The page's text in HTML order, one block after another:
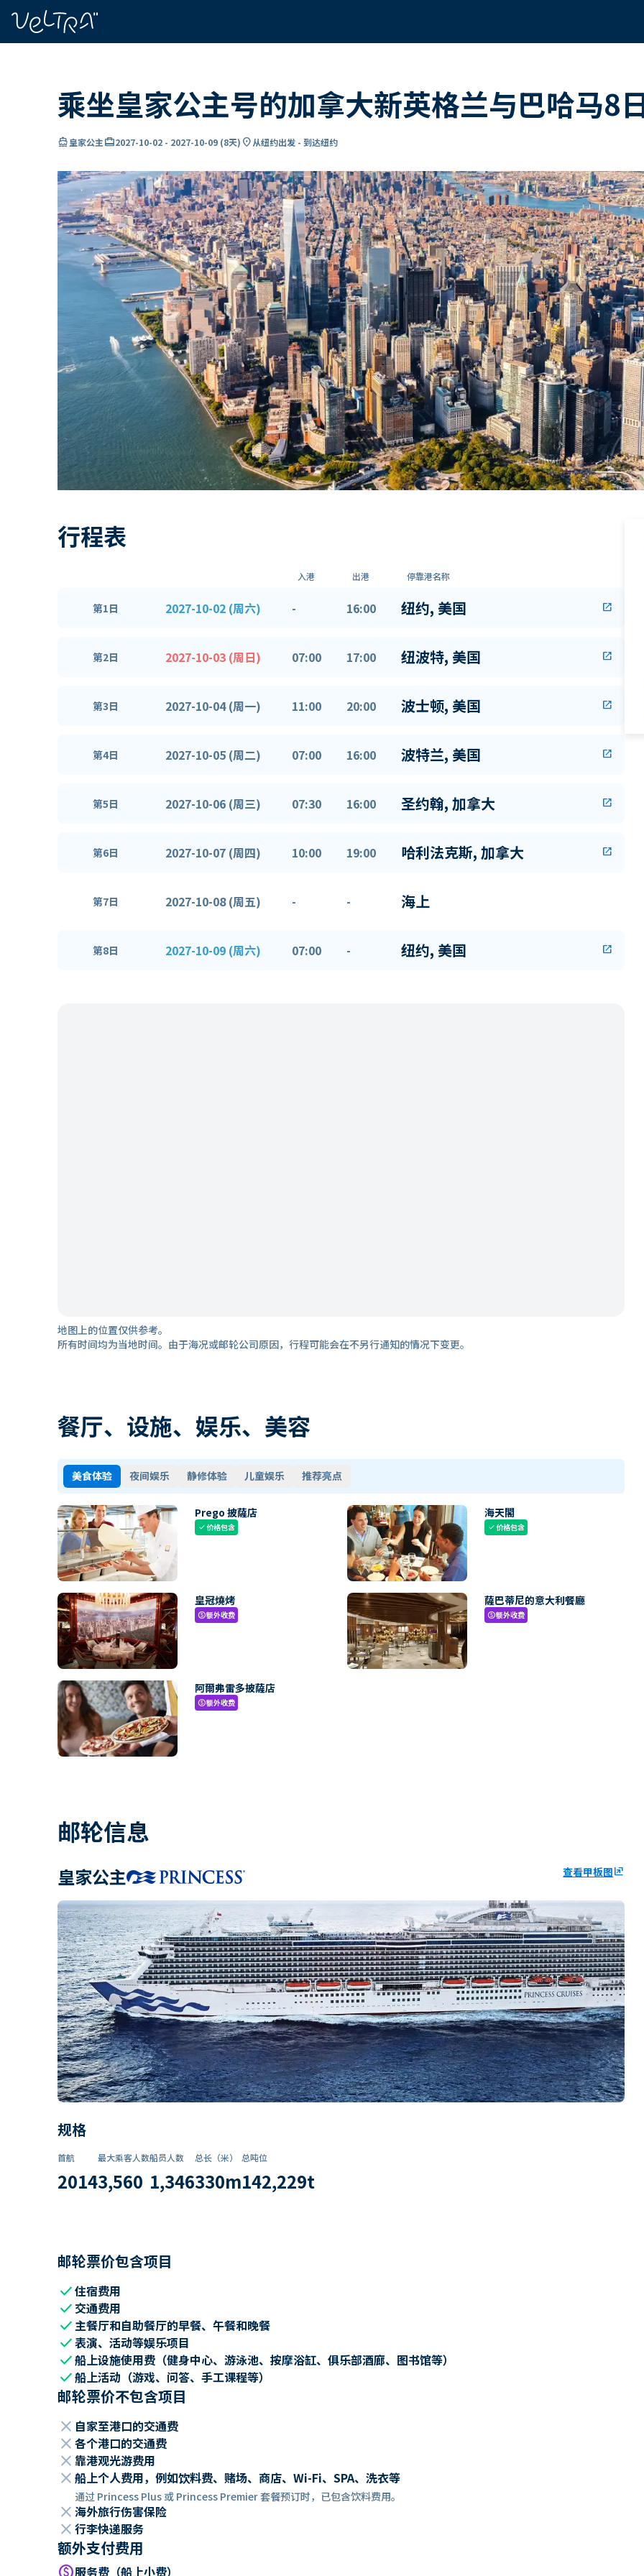
乘坐皇家公主号的加拿大新英格兰与巴哈马8
directions_boat皇家公主card_travel2027-10-02 - 2027-10-09 (8天) location_on从纽约出发 - 到达纽约
行程表
入港 出港 停靠港名称
第1日 2027-10-02 (周六) - 16:00 纽约, 美国 open_in_new
第2日 2027-10-03 (周日) 07:00 17:00 纽波特, 美国 open_in_new
第3日 2027-10-04 (周一) 11:00 20:00 波士顿, 美国 open_in_new
第4日 2027-10-05 (周二) 07:00 16:00 波特兰, 美国 open_in_new
第5日 2027-10-06 (周三) 07:30 16:00 圣约翰, 加拿大 open_in_new
第6日 2027-10-07 (周四) 10:00 19:00 哈利法克斯, 加拿大 open_in_new
第7日 2027-10-08 (周五) - - 海上
第8日 2027-10-09 (周六) 07:00 - 纽约, 美国 open_in_new
地图上的位置仅供参考。
所有时间均为当地时间。由于海况或邮轮公司原因，行程可能会在不另行通知的情况下变更。
餐厅、设施、娱乐、美容
美食体验 夜间娱乐 静修体验 儿童娱乐 推荐亮点
Prego 披薩店
check价格包含
海天閣
check价格包含
皇冠燒烤
paid额外收费
薩巴蒂尼的意大利餐廳
paid额外收费
阿爾弗雷多披薩店
paid额外收费
邮轮信息
皇家公主 查看甲板图ungroup
规格
首航
2014
最大乘客人数
3,560
船员人数
1,346
总长（米）
330m
总吨位
142,229t
邮轮票价包含项目
check住宿费用
check 交通费用
check主餐厅和自助餐厅的早餐、午餐和晚餐
check表演、活动等娱乐项目
check船上设施使用费（健身中心、游泳池、按摩浴缸、俱乐部酒廊、图书馆等）
check船上活动（游戏、问答、手工课程等）
邮轮票价不包含项目
close 自家至港口的交通费
close 各个港口的交通费
close 靠港观光游费用
close 船上个人费用，例如饮料费、赌场、商店、Wi-Fi、SPA、洗衣等
通过 Princess Plus 或 Princess Premier 套餐预订时，已包含饮料费用。
close 海外旅行伤害保险
close 行李快递服务
额外支付费用
服务费（船上小费）